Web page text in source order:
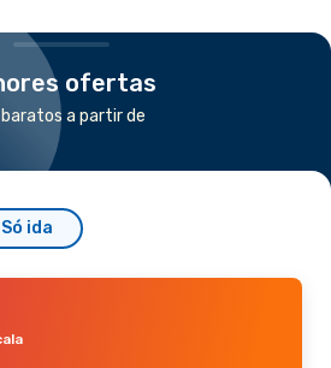
ofertas
a partir de
Só ida
19 De Set.